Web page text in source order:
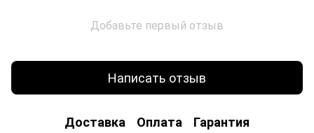
Добавьте первый отзыв
Написать отзыв
Доставка Оплата Гарантия